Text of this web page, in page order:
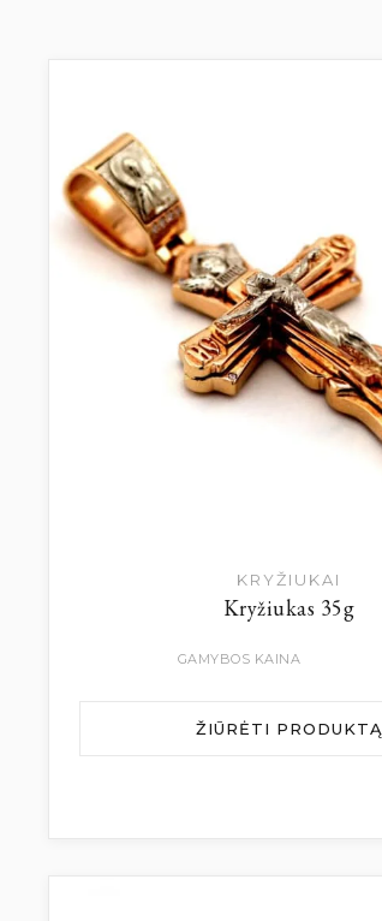
KRYŽIUKAI
Kryžiukas 35g
GAMYBOS KAINA
ŽIŪRĖTI PRODUKTĄ